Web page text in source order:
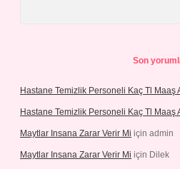
Son
Hastane Temizlik Personeli Kaç Tl Maaş
Hastane Temizlik Personeli Kaç Tl Maaş
Maytlar Insana Zarar Verir Mi için admin
Maytlar Insana Zarar Verir Mi için Dilek